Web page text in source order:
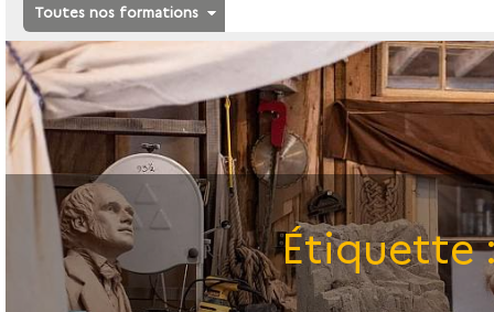
Toutes nos formations
Étiquette